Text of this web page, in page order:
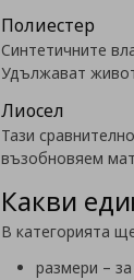
Полиестер
Синтетичните
Удължават
Лиосел
Тази
възобновяем
Какви
В категорията
размери –